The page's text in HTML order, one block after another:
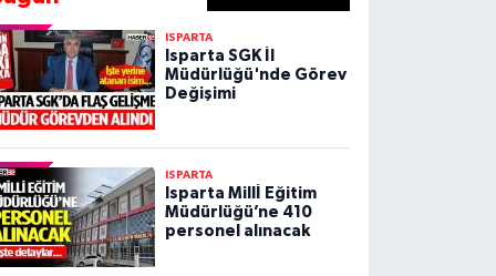
ISPARTA
Isparta SGK İl
Müdürlüğü'nde Görev
Değişimi
ISPARTA
Isparta Millİ Eğitim
Müdürlüğü’ne 410
personel alınacak